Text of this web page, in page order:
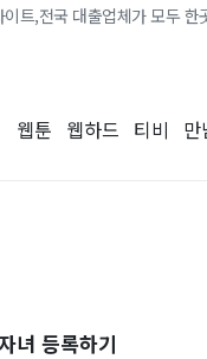
트,전국 대출업체가 모두
웹툰 웹하드 티비 만
녀 등록하기